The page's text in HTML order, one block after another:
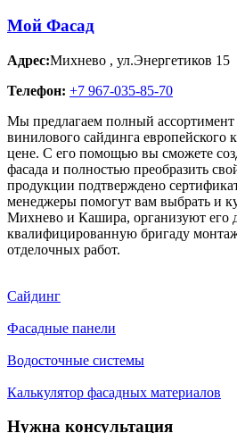
Мой Фасад
Адрес:Михнево , ул.Энергетиков 15
Телефон: +7 967-035-85-70
Мы предлагаем полный ассортимент
винилового сайдинга европейского
цене. С его помощью вы сможете
фасада и полностью преобразить
продукции подтверждено
менеджеры помогут вам выбрать и
Михнево и Кашира, организуют его
квалифицированную бригаду
отделочных работ.
Сайдинг
Фасадные панели
Водосточные системы
Калькулятор фасадных материалов
Нужна консультация